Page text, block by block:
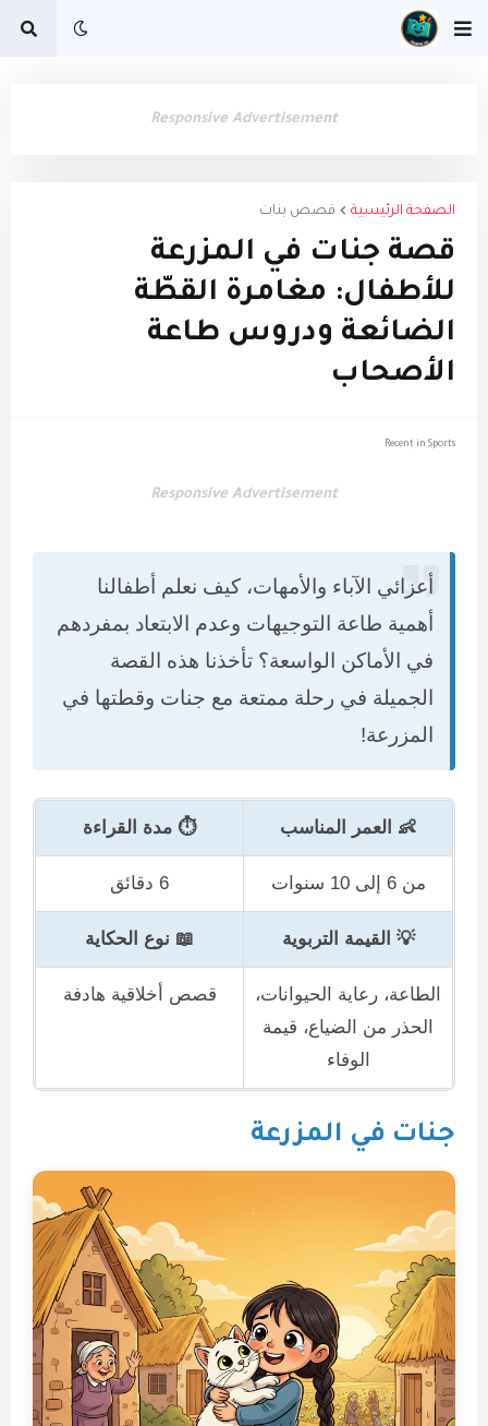
Responsive Advertisement
الصفحة الرئيسية قصص بنات
قصة جنات في المزرعة
للأطفال: مغامرة القطّة
الضائعة ودروس طاعة
الأصحاب
Recent in Sports
Responsive Advertisement
أعزائي الآباء والأمهات، كيف نعلم أطفالنا
أهمية طاعة التوجيهات وعدم الابتعاد بمفردهم
في الأماكن الواسعة؟ تأخذنا هذه القصة
الجميلة في رحلة ممتعة مع جنات وقطتها في
المزرعة!
👶 العمر المناسب ⏱️ مدة القراءة
من 6 إلى 10 سنوات 6 دقائق
💡 القيمة التربوية 📖 نوع الحكاية
الطاعة، رعاية الحيوانات،
الحذر من الضياع، قيمة
الوفاء
قصص أخلاقية هادفة
جنات في المزرعة